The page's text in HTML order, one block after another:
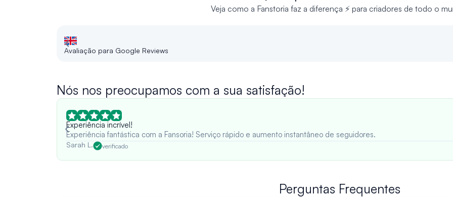
Veja como a Fanstoria faz a diferença ⚡ para criadores de todo o
Avaliação para Google Reviews
Nós nos preocupamos com a sua satisfação!
Experiência incrível!
Experiência fantástica com a Fansoria! Serviço rápido e aumento instantâneo de seguidores.
Sarah L. verificado
Perguntas Frequentes